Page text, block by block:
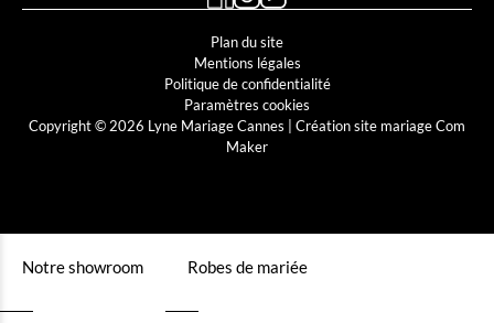
Plan du site
Mentions légales
Politique de confidentialité
Paramètres cookies
Copyright © 2026 Lyne Mariage Cannes | Création site mariage Com
Maker
Notre showroom Robes de mariée